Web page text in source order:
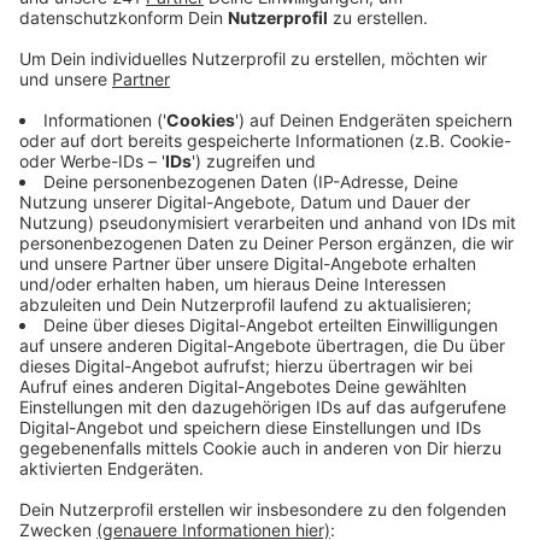
Das teilte die Verwaltung am Freitagabend
mit. Konkret es geht es um die beiden Turnhallen am
Robert-Wetzlar/Ludwig-Erhard-Berufskolleg in der
Kölnstraße. Sie können ab sofort nicht mehr für den
Schul- und Vereinssport genutzt werden. In den
beiden Turnhallen sollen Geflüchtete dann
unterkommen, wenn die Aufahmekapazitäten von
Unterkünften und Hotels erschöpft sind.
Sozialdezernentin Carolin Krause bat die betroffenen
Schulen und Vereine um Verständnis. Es sei noch
unklar, wieviele Flüchtlinge nach Bonn kommen würden.
Deswegen würden die Turnhallen jetzt vorsorglich
hergerichtet.